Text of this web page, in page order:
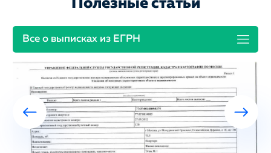
Полезные статьи
Все о выписках из ЕГРН